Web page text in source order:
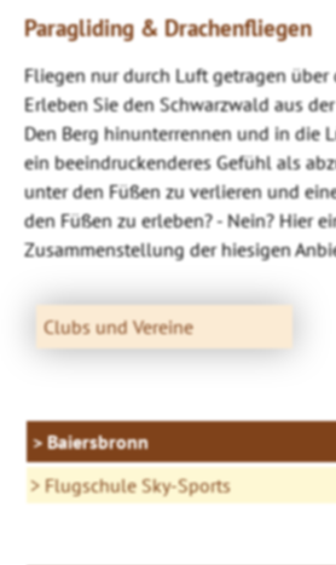
Paragliding & Drachenfliegen
Fliegen nur durch Luft getragen über
Erleben Sie den Schwarzwald aus
Den Berg hinunterrennen und in die
ein beeindruckenderes Gefühl als
unter den Füßen zu verlieren und
den Füßen zu erleben? - Nein? Hier
Zusammenstellung der hiesigen
Clubs und Vereine
Baiersbronn
Flugschule Sky-Sports